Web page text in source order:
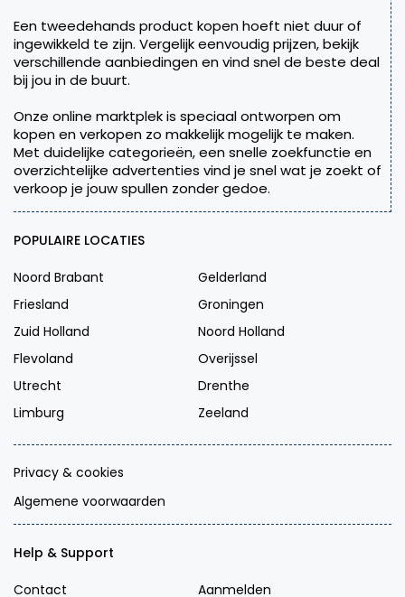
Een tweedehands product kopen hoeft niet duur of
ingewikkeld te zijn. Vergelijk eenvoudig prijzen, bekijk
verschillende aanbiedingen en vind snel de beste deal
bij jou in de buurt.
Onze online marktplek is speciaal ontworpen om
kopen en verkopen zo makkelijk mogelijk te maken.
Met duidelijke categorieën, een snelle zoekfunctie en
overzichtelijke advertenties vind je snel wat je zoekt of
verkoop je jouw spullen zonder gedoe.
POPULAIRE LOCATIES
Noord Brabant
Gelderland
Friesland
Groningen
Zuid Holland
Noord Holland
Flevoland
Overijssel
Utrecht
Drenthe
Limburg
Zeeland
Privacy & cookies
Algemene voorwaarden
Help & Support
Contact Aanmelden